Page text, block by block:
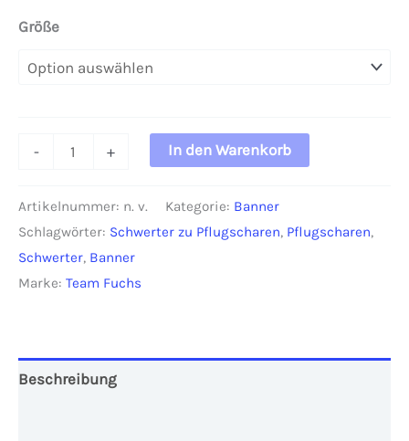
Größe
- + In den Warenkorb
Artikelnummer: n. v. Kategorie: Banner
Schlagwörter: Schwerter zu Pflugscharen, Pflugscharen,
Schwerter, Banner
Marke: Team Fuchs
Beschreibung